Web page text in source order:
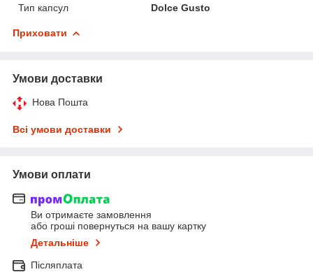
Тип капсул
Dolce Gusto
Приховати
Умови доставки
Нова Пошта
Всі умови доставки
Умови оплати
Ви отримаєте замовлення
або гроші повернуться на вашу картку
Детальніше
Післяплата